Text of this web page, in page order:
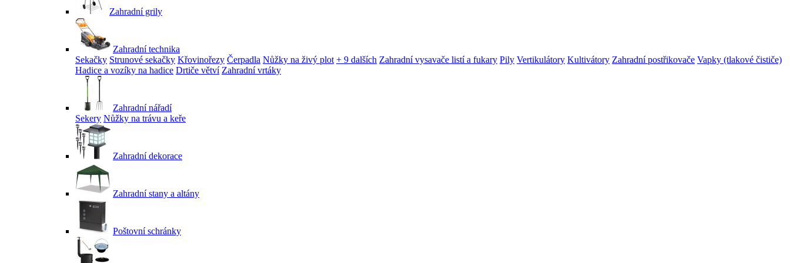
Zahradní grily
Zahradní technika
Sekačky Strunové sekačky Křovinořezy Čerpadla Nůžky na živý plot + 9 dalších Zahradní vysavače listí a fukary Pily Vertikulátory Kultivátory Zahradní postřikovače Vapky (tlakové čističe)
Hadice a vozíky na hadice Drtiče větví Zahradní vrtáky
Zahradní nářadí
Sekery Nůžky na trávu a keře
Zahradní dekorace
Zahradní stany a altány
Poštovní schránky